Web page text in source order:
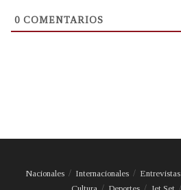
0 COMENTARIOS
Nacionales Internacionales Entrevistas